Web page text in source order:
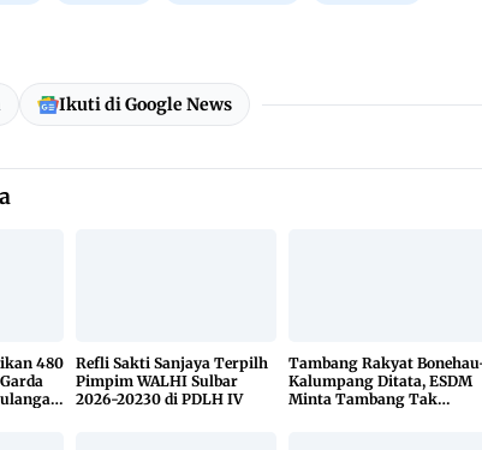
Ikuti di Google News
480
Refli Sakti Sanjaya Terpilh
Pimpim WALHI Sulbar
2026-20230 di PDLH IV
Tambang Rakyat
Kalumpang Ditata, ESDM
Minta Tambang Tak